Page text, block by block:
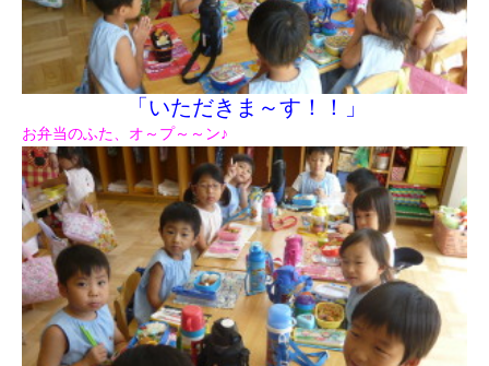
「いただきま～す！！」
お弁当のふた、オ～プ～～ン♪